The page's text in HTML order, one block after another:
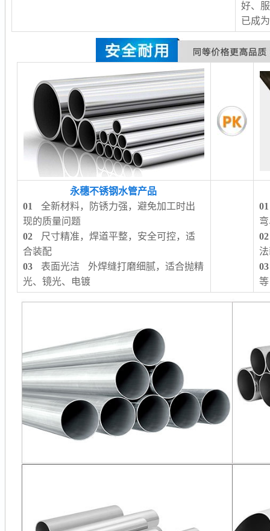
好、
已成
永穗不锈钢水管产品
01
全新材料，防锈力强，避免加工时出
现的质量问题
02 尺寸精准，焊道平整，安全可控，适
合装配
03 表面光洁 外焊缝打磨细腻，适合抛精
光、镜光、电镀
01
02
03